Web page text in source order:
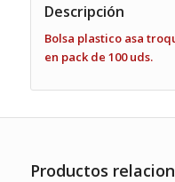
Descripción
Bolsa plastico asa
en pack de 100 uds.
Productos